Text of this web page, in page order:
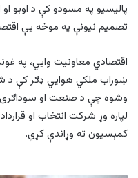
پالیسیو په مسودو کې د اوبو
تصمیم نیونې په موخه یې
ښوراب ملکي هوايي ډګر کې د
وشوه چې د صنعت او سوداګرۍ
لپاره وړ شرکت انتخاب او
کمېسیون ته وړاندې کړي.